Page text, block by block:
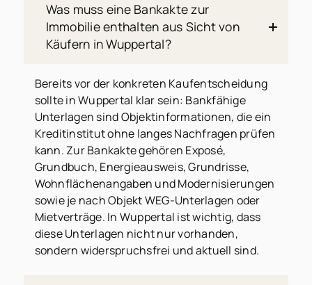
Was muss eine Bankakte zur
Immobilie enthalten aus Sicht von
Käufern in Wuppertal?
Bereits vor der konkreten Kaufentscheidung
sollte in Wuppertal klar sein: Bankfähige
Unterlagen sind Objektinformationen, die ein
Kreditinstitut ohne langes Nachfragen prüfen
kann. Zur Bankakte gehören Exposé,
Grundbuch, Energieausweis, Grundrisse,
Wohnflächenangaben und Modernisierungen
sowie je nach Objekt WEG-Unterlagen oder
Mietverträge. In Wuppertal ist wichtig, dass
diese Unterlagen nicht nur vorhanden,
sondern widerspruchsfrei und aktuell sind.